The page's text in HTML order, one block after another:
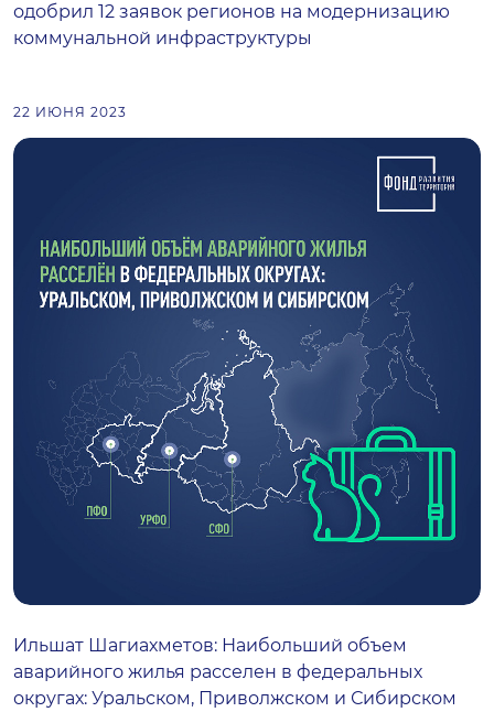
одобрил 12 заявок регионов на модернизацию
коммунальной инфраструктуры
22 ИЮНЯ 2023
Ильшат Шагиахметов: Наибольший объем
аварийного жилья расселен в федеральных
округах: Уральском, Приволжском и Сибирском